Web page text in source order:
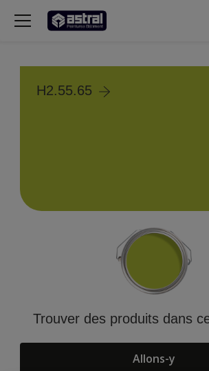
H2.55.65
Trouver des produits dans
Allons-y